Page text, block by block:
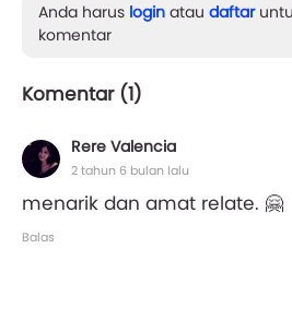
Anda harus login atau daftar
komentar
Komentar (1)
Rere Valencia
2 tahun 6 bulan lalu
menarik dan amat relate. 🤗
Balas